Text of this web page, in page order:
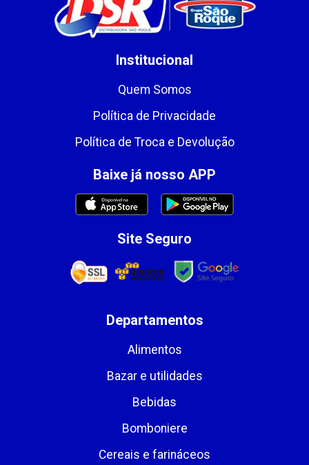
Institucional
Quem Somos
Política de Privacidade
Política de Troca e Devolução
Baixe já nosso APP
Site Seguro
Departamentos
Alimentos
Bazar e utilidades
Bebidas
Bomboniere
Cereais e farináceos